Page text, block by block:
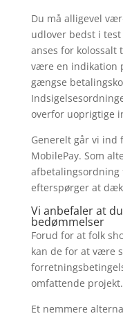
Du må alligevel
udlover bedst i
anses for kolossalt
være en indikation
gængse
overfor uoprigtige
Generelt går vi ind
MobilePay. Som
afbetalingsordning
efterspørger at
Vi anbefaler at
bedømmelser
Forud for at folk
kan de for at være
omfattende projekt.
Et nemmere